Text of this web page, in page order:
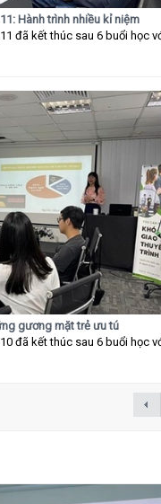
Hành trình nhiều kỉ niệm
đã kết thúc sau 6 buổi học
gương mặt trẻ ưu tú
đã kết thúc sau 6 buổi học